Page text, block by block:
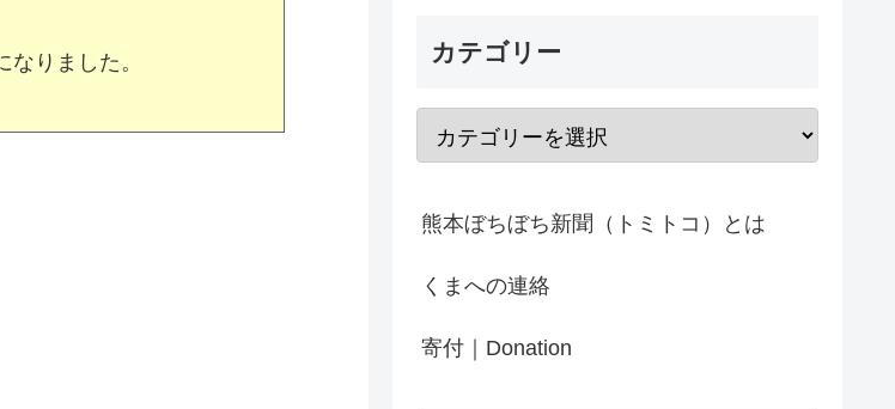
りました。
カテゴリー
熊本ぼちぼち新聞（トミトコ）とは
くまへの連絡
寄付｜Donation